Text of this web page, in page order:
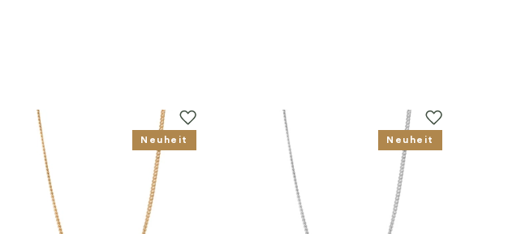
Neuheit Neuheit